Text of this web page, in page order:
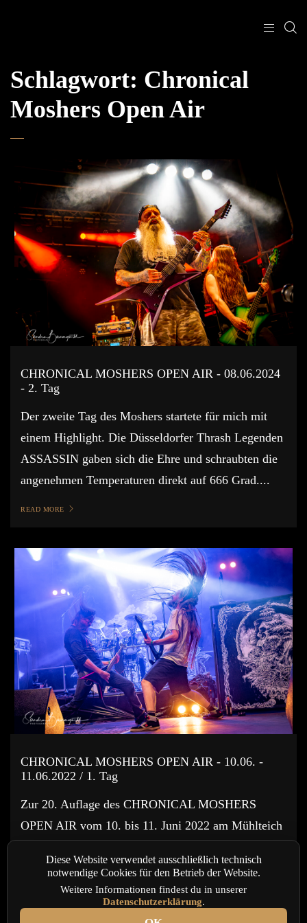
Schlagwort: Chronical
Moshers Open Air
CHRONICAL MOSHERS OPEN AIR - 08.06.2024
- 2. Tag
Der zweite Tag des Moshers startete für mich mit
einem Highlight. Die Düsseldorfer Thrash Legenden
ASSASSIN gaben sich die Ehre und schraubten die
angenehmen Temperaturen direkt auf 666 Grad....
READ MORE
CHRONICAL MOSHERS OPEN AIR - 10.06. -
11.06.2022 / 1. Tag
Zur 20. Auflage des CHRONICAL MOSHERS
OPEN AIR vom 10. bis 11. Juni 2022 am Mühlteich
Jungs vom Chronical Moshers e.V. wieder ein
feines Metal...
Diese Website verwendet ausschließlich technisch
notwendige Cookies für den Betrieb der Website.
Weitere Informationen findest du in unserer
Datenschutzerklärung.